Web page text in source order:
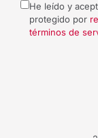
He leído y
protegido por
términos de